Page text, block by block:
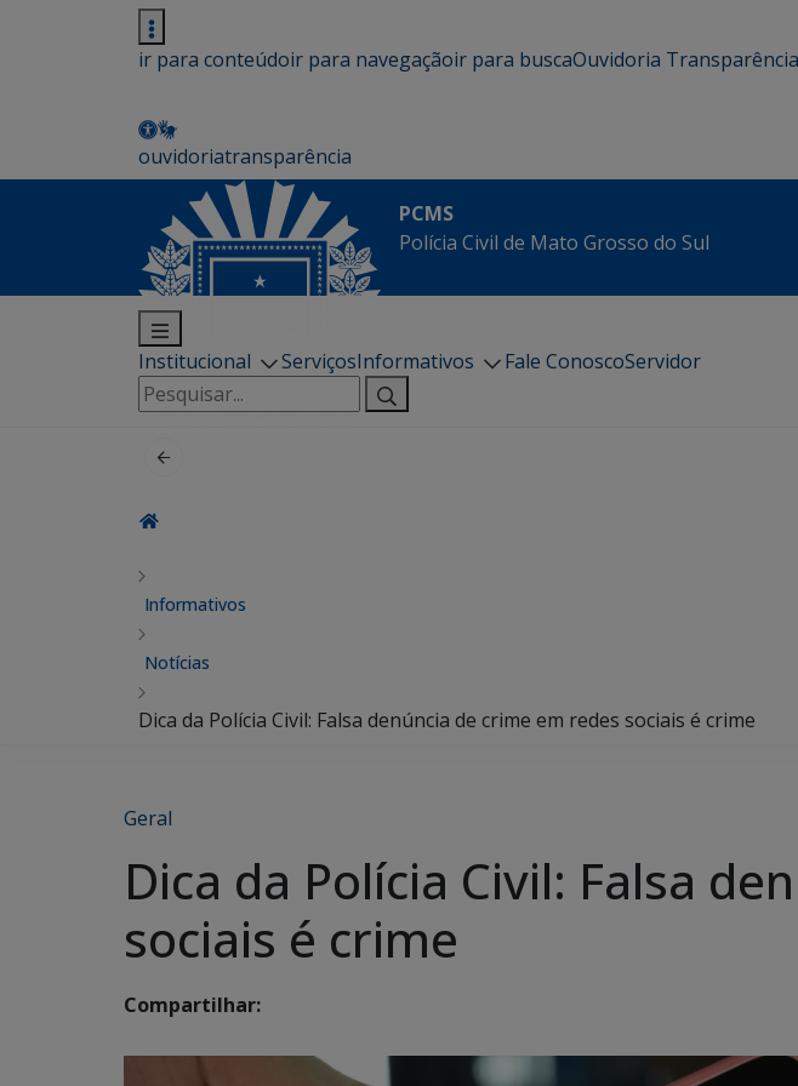
ir para conteúdoir para navegaçãoir para buscaOuvidoria Transparência
ouvidoriatransparência
PCMS
Polícia Civil de Mato Grosso do Sul
Institucional ServiçosInformativos Fale ConoscoServidor
Pesquisar
por:
Informativos
Notícias
Dica da Polícia Civil: Falsa denúncia de crime em redes sociais é crime
Geral
Dica da Polícia Civil: Falsa
sociais é crime
Compartilhar: